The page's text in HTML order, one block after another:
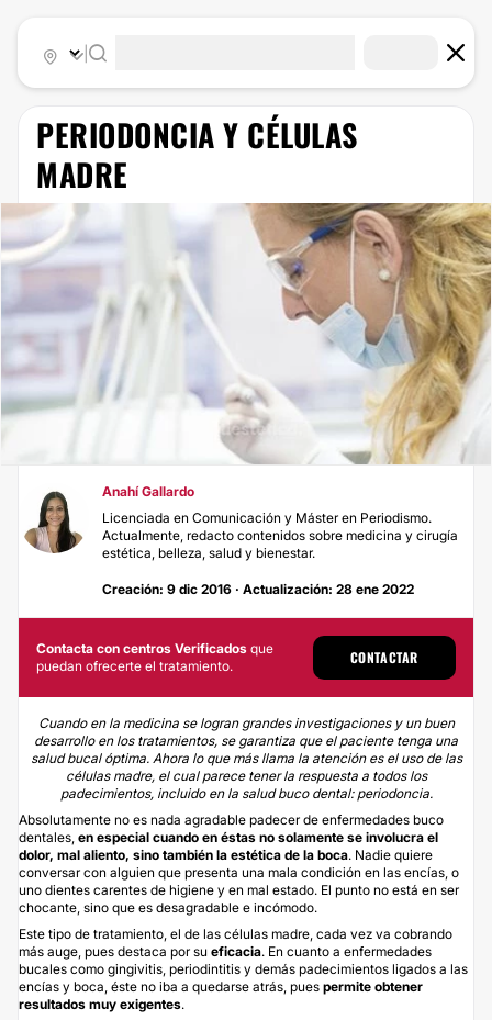
PERIODONCIA Y CÉLULAS
MADRE
Anahí Gallardo
Licenciada en Comunicación y Máster en Periodismo.
Actualmente, redacto contenidos sobre medicina y cirugía
estética, belleza, salud y bienestar.
Creación: 9 dic 2016 · Actualización: 28 ene 2022
Contacta con centros Verificados que
puedan ofrecerte el tratamiento.
CONTACTAR
Cuando en la medicina se logran grandes investigaciones y un buen
desarrollo en los tratamientos, se garantiza que el paciente tenga una
salud bucal óptima. Ahora lo que más llama la atención es el uso de las
células madre, el cual parece tener la respuesta a todos los
padecimientos, incluido en la salud buco dental: periodoncia.
Absolutamente no es nada agradable padecer de enfermedades buco
dentales, en especial cuando en éstas no solamente se involucra el
dolor, mal aliento, sino también la estética de la boca. Nadie quiere
conversar con alguien que presenta una mala condición en las encías, o
uno dientes carentes de higiene y en mal estado. El punto no está en ser
chocante, sino que es desagradable e incómodo.
Este tipo de tratamiento, el de las células madre, cada vez va cobrando
más auge, pues destaca por su eficacia. En cuanto a enfermedades
bucales como gingivitis, periodintitis y demás padecimientos ligados a las
encías y boca, éste no iba a quedarse atrás, pues permite obtener
resultados muy exigentes.